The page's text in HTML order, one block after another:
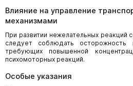
Влияние на управление
механизмами
При развитии нежелательных реакций
следует соблюдать осторожность
требующих повышенной
психомоторных реакций.
Особые указания